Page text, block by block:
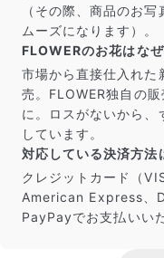
（その際、商品のお
ムーズになります）。
FLOWERのお花はなぜ
市場から直接仕入れた
売。FLOWER独自の
に。ロスがないから、
しています。
対応している決済方法
クレジットカード（
American Express、
PayPayでお支払いい